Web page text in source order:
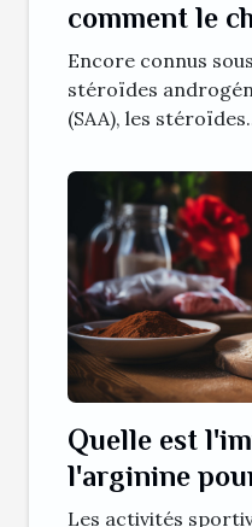
comment le
Encore connus
stéroïdes
(SAA), les
Quelle est
l'arginine
Les activités